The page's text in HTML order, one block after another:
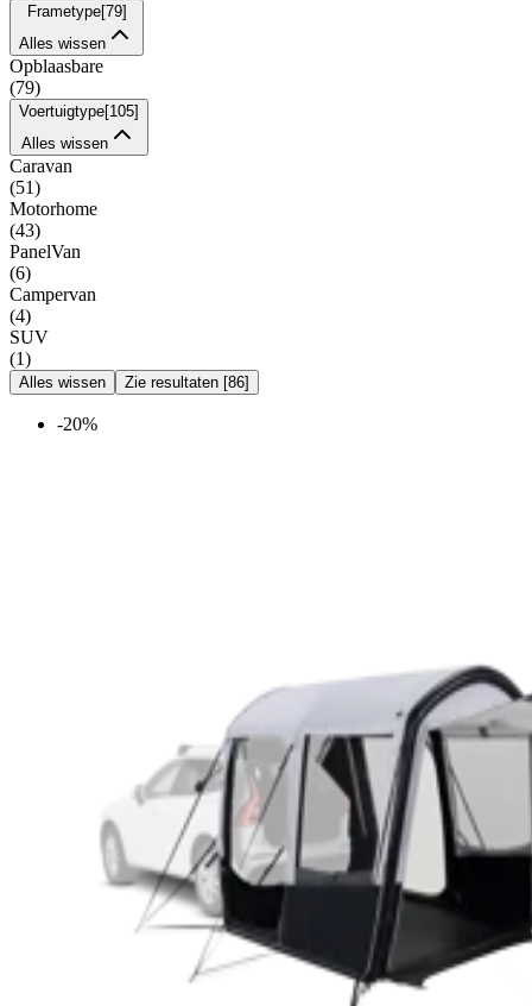
Frametype[79]
Alles wissen
Opblaasbare
(79)
Voertuigtype[105]
Alles wissen
Caravan
(51)
Motorhome
(43)
PanelVan
(6)
Campervan
(4)
SUV
(1)
Alles wissen Zie resultaten [86]
-20%